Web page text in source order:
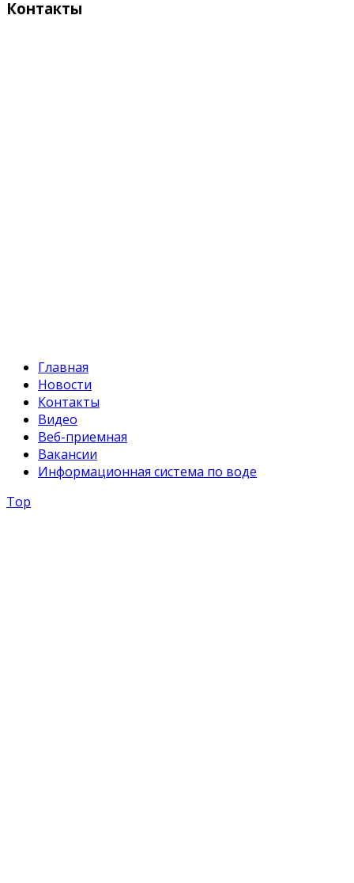
Контакты
Главная
Новости
Контакты
Видео
Веб-приемная
Вакансии
Информационная система по воде
Top